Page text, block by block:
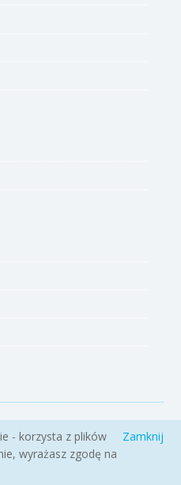
Kopiowanie treści i zdjęć
- korzysta z plików
wyrażasz zgodę na
Zamknij